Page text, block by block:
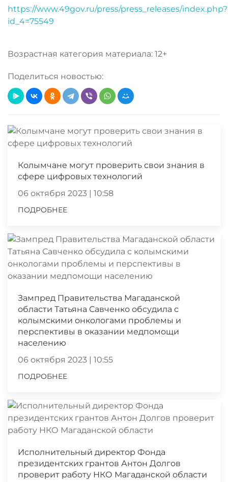
https://www.49gov.ru/press/press_releases/index.php?
id_4=75549
Возрастная категория материала: 12+
Поделиться новостью:
Колымчане могут проверить свои знания в
сфере цифровых технологий
06 октября 2023 | 10:58
ПОДРОБНЕЕ
Зампред Правительства Магаданской
области Татьяна Савченко обсудила с
колымскими онкологами проблемы и
перспективы в оказании медпомощи
населению
06 октября 2023 | 10:55
ПОДРОБНЕЕ
Исполнительный директор Фонда
президентских грантов Антон Долгов
проверит работу НКО Магаданской области